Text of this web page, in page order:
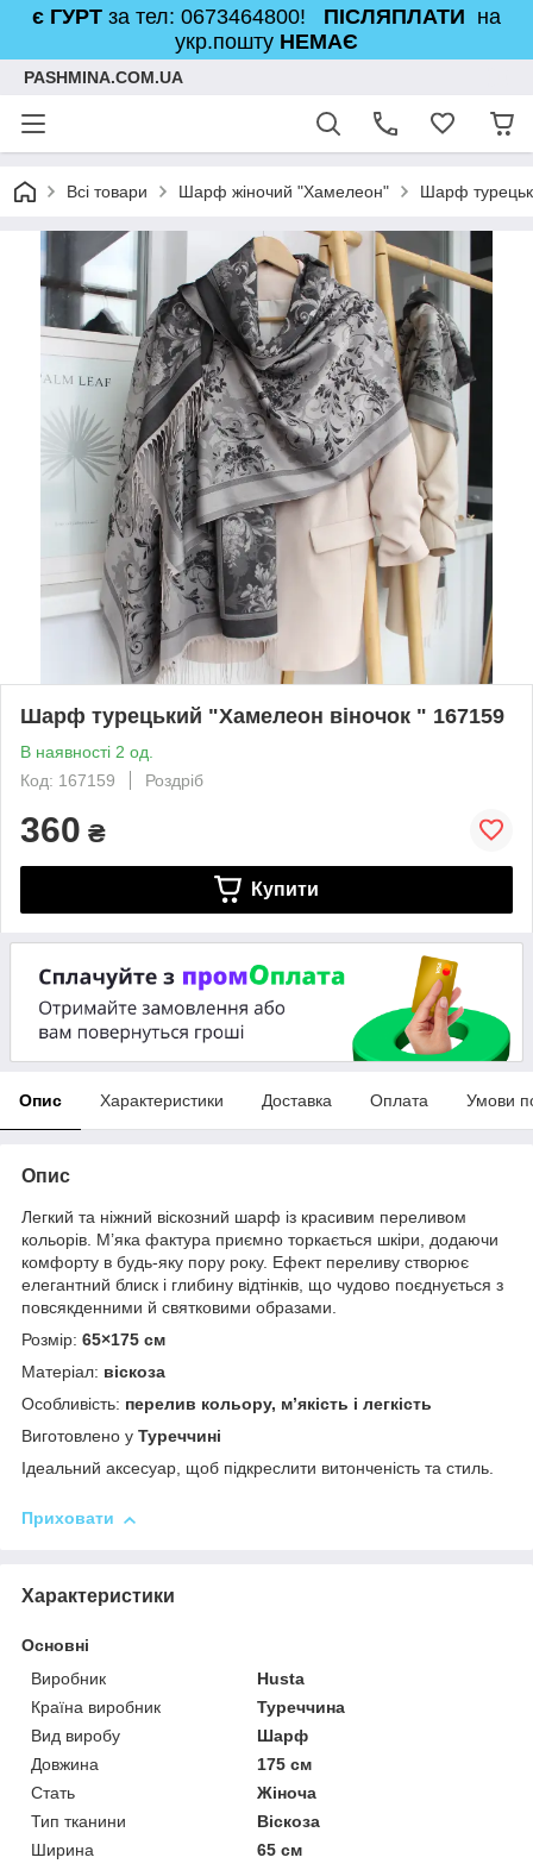
є ГУРТ за тел: 0673464800! ПІСЛЯПЛАТИ на
укр.пошту НЕМАЄ
PASHMINA.COM.UA
Всі товари Шарф жіночий "Хамелеон" Шарф
Шарф турецький "Хамелеон віночок " 167159
В наявності 2 од.
Код: 167159
Роздріб
360 ₴
Купити
Опис Характеристики Доставка Оплата Умови
Опис
Легкий та ніжний віскозний шарф із красивим переливом
кольорів. М’яка фактура приємно торкається шкіри, додаючи
комфорту в будь-яку пору року. Ефект переливу створює
елегантний блиск і глибину відтінків, що чудово поєднується з
повсякденними й святковими образами.
Розмір: 65×175 см
Матеріал: віскоза
Особливість: перелив кольору, м’якість і легкість
Виготовлено у Туреччині
Ідеальний аксесуар, щоб підкреслити витонченість та стиль.
Приховати
Характеристики
Основні
Виробник
Husta
Країна виробник
Туреччина
Вид виробу
Шарф
Довжина
175 см
Стать
Жіноча
Тип тканини
Віскоза
Ширина
65 см